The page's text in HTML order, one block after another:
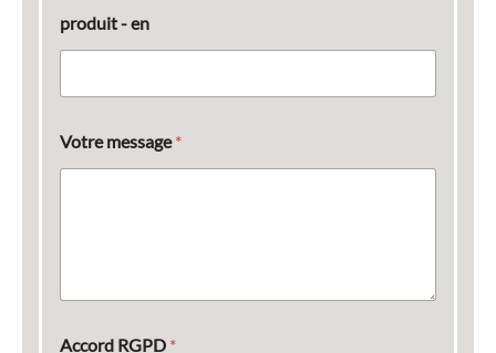
produit - en
Votre message*
Accord RGPD *